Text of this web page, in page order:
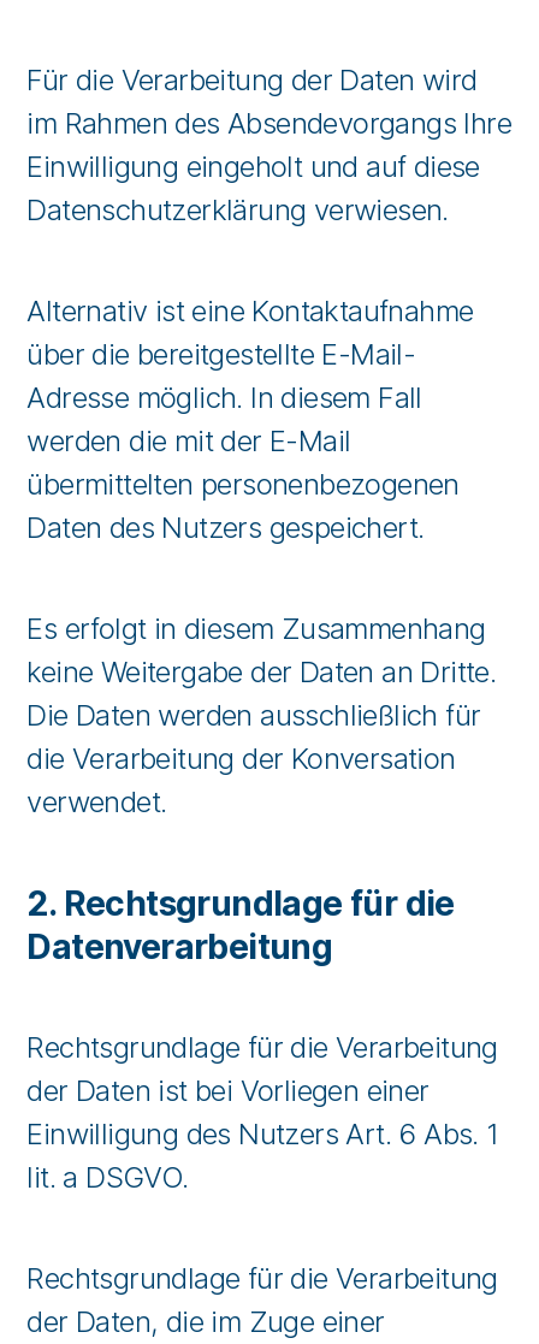
Für die Verarbeitung der Daten wird
im Rahmen des Absendevorgangs Ihre
Einwilligung eingeholt und auf diese
Datenschutzerklärung verwiesen.
Alternativ ist eine Kontaktaufnahme
über die bereitgestellte E-Mail-
Adresse möglich. In diesem Fall
werden die mit der E-Mail
übermittelten personenbezogenen
Daten des Nutzers gespeichert.
Es erfolgt in diesem Zusammenhang
keine Weitergabe der Daten an Dritte.
Die Daten werden ausschließlich für
die Verarbeitung der Konversation
verwendet.
2. Rechtsgrundlage für die
Datenverarbeitung
Rechtsgrundlage für die Verarbeitung
der Daten ist bei Vorliegen einer
Einwilligung des Nutzers Art. 6 Abs. 1
lit. a DSGVO.
Rechtsgrundlage für die Verarbeitung
der Daten, die im Zuge einer